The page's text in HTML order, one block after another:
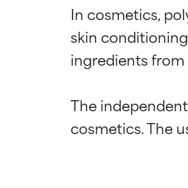
In cosmetics,
skin
ingredients
The